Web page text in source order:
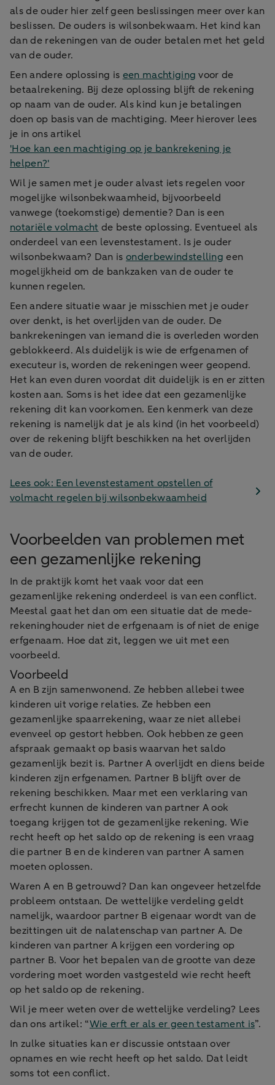
als de ouder hier zelf geen beslissingen meer over kan
beslissen. De ouders is wilsonbekwaam. Het kind kan
dan de rekeningen van de ouder betalen met het geld
van de ouder.
Een andere oplossing is een machtiging voor de
betaalrekening. Bij deze oplossing blijft de rekening
op naam van de ouder. Als kind kun je betalingen
doen op basis van de machtiging. Meer hierover lees
je in ons artikel
'Hoe kan een machtiging op je bankrekening je
helpen?'
Wil je samen met je ouder alvast iets regelen voor
mogelijke wilsonbekwaamheid, bijvoorbeeld
vanwege (toekomstige) dementie? Dan is een
notariële volmacht de beste oplossing. Eventueel als
onderdeel van een levenstestament. Is je ouder
wilsonbekwaam? Dan isonderbewindstelling een
mogelijkheid om de bankzaken van de ouder te
kunnen regelen.
Een andere situatie waar je misschien met je ouder
over denkt, is het overlijden van de ouder. De
bankrekeningen van iemand die is overleden worden
geblokkeerd. Als duidelijk is wie de erfgenamen of
executeur is, worden de rekeningen weer geopend.
Het kan even duren voordat dit duidelijk is en er zitten
kosten aan. Soms is het idee dat een gezamenlijke
rekening dit kan voorkomen. Een kenmerk van deze
rekening is namelijk dat je als kind (in het voorbeeld)
over de rekening blijft beschikken na het overlijden
van de ouder.
Lees ook: Een levenstestament opstellen of
volmacht regelen bij wilsonbekwaamheid
Voorbeelden van problemen met
een gezamenlijke rekening
In de praktijk komt het vaak voor dat een
gezamenlijke rekening onderdeel is van een conflict.
Meestal gaat het dan om een situatie dat de mede-
rekeninghouder niet de erfgenaam is of niet de enige
erfgenaam. Hoe dat zit, leggen we uit met een
voorbeeld.
Voorbeeld
A en B zijn samenwonend. Ze hebben allebei twee
kinderen uit vorige relaties. Ze hebben een
gezamenlijke spaarrekening, waar ze niet allebei
evenveel op gestort hebben. Ook hebben ze geen
afspraak gemaakt op basis waarvan het saldo
gezamenlijk bezit is. Partner A overlijdt en diens beide
kinderen zijn erfgenamen. Partner B blijft over de
rekening beschikken. Maar met een verklaring van
erfrecht kunnen de kinderen van partner A ook
toegang krijgen tot de gezamenlijke rekening. Wie
recht heeft op het saldo op de rekening is een vraag
die partner B en de kinderen van partner A samen
moeten oplossen.
Waren A en B getrouwd? Dan kan ongeveer hetzelfde
probleem ontstaan. De wettelijke verdeling geldt
namelijk, waardoor partner B eigenaar wordt van de
bezittingen uit de nalatenschap van partner A. De
kinderen van partner A krijgen een vordering op
partner B. Voor het bepalen van de grootte van deze
vordering moet worden vastgesteld wie recht heeft
op het saldo op de rekening.
Wil je meer weten over de wettelijke verdeling? Lees
dan ons artikel: “Wie erft er als er geen testament is”.
In zulke situaties kan er discussie ontstaan over
opnames en wie recht heeft op het saldo. Dat leidt
soms tot een conflict.